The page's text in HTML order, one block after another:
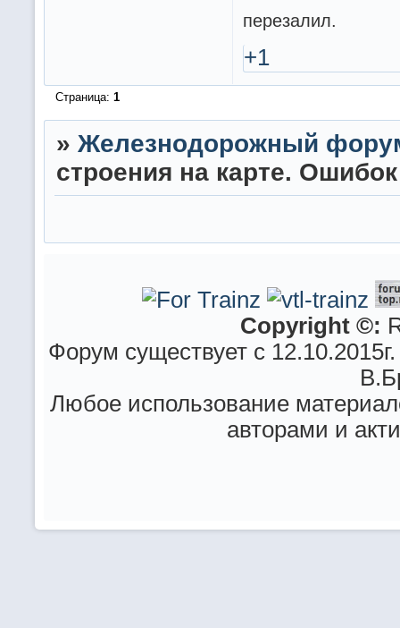
перезалил.
+1
Страница: 1
» Железнодорожный
строения на карте.
Copyright ©:
Форум существует с
Любое использование
авторами и